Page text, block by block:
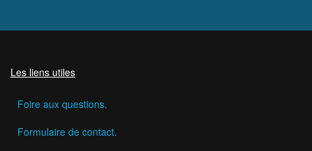
Les liens utiles
Foire aux questions.
Formulaire de contact.